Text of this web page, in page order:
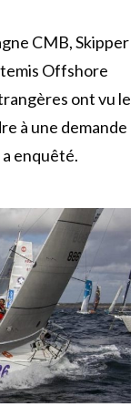
CMB, Skipper
Offshore
ont vu le
à une demande
enquêté.